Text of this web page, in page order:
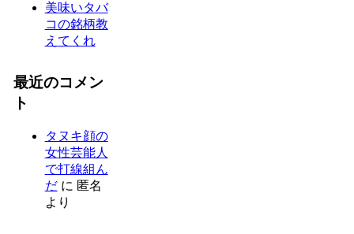
美味いタバ
コの銘柄教
えてくれ
最近のコメン
ト
タヌキ顔の
女性芸能人
で打線組ん
だに 匿名
より